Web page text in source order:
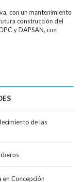
con un mantenimiento
construcción del
y DAPSAN, con
de las
en Concepción